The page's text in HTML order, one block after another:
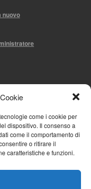
come i cookie per
dispositivo. Il consenso a
come il comportamento di
o ritirare il
caratteristiche e funzioni.
nuovo